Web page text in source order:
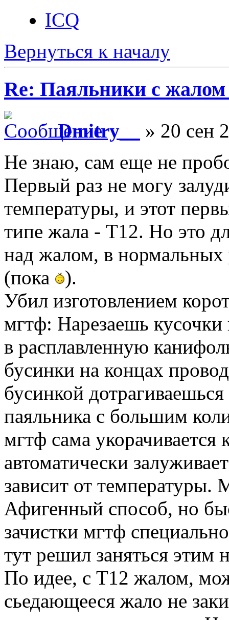
ICQ
Вернуться к началу
Re: Паяльники с жалом
Dmitry__
» 20 сен
Не знаю, сам еще не
Первый раз не могу
температуры, и этот
типе жала - T12. Но это
над жалом, в нормальных
(пока
).
Убил изготовлением
мгтф: Нарезаешь
в расплавленную
бусинки на концах
бусинкой
паяльника с большим
мгтф сама укорачивается
автоматически
зависит от
Афигенный способ, но
зачистки мгтф
тут решил заняться
По идее, с T12 жалом,
сьедающееся жало не